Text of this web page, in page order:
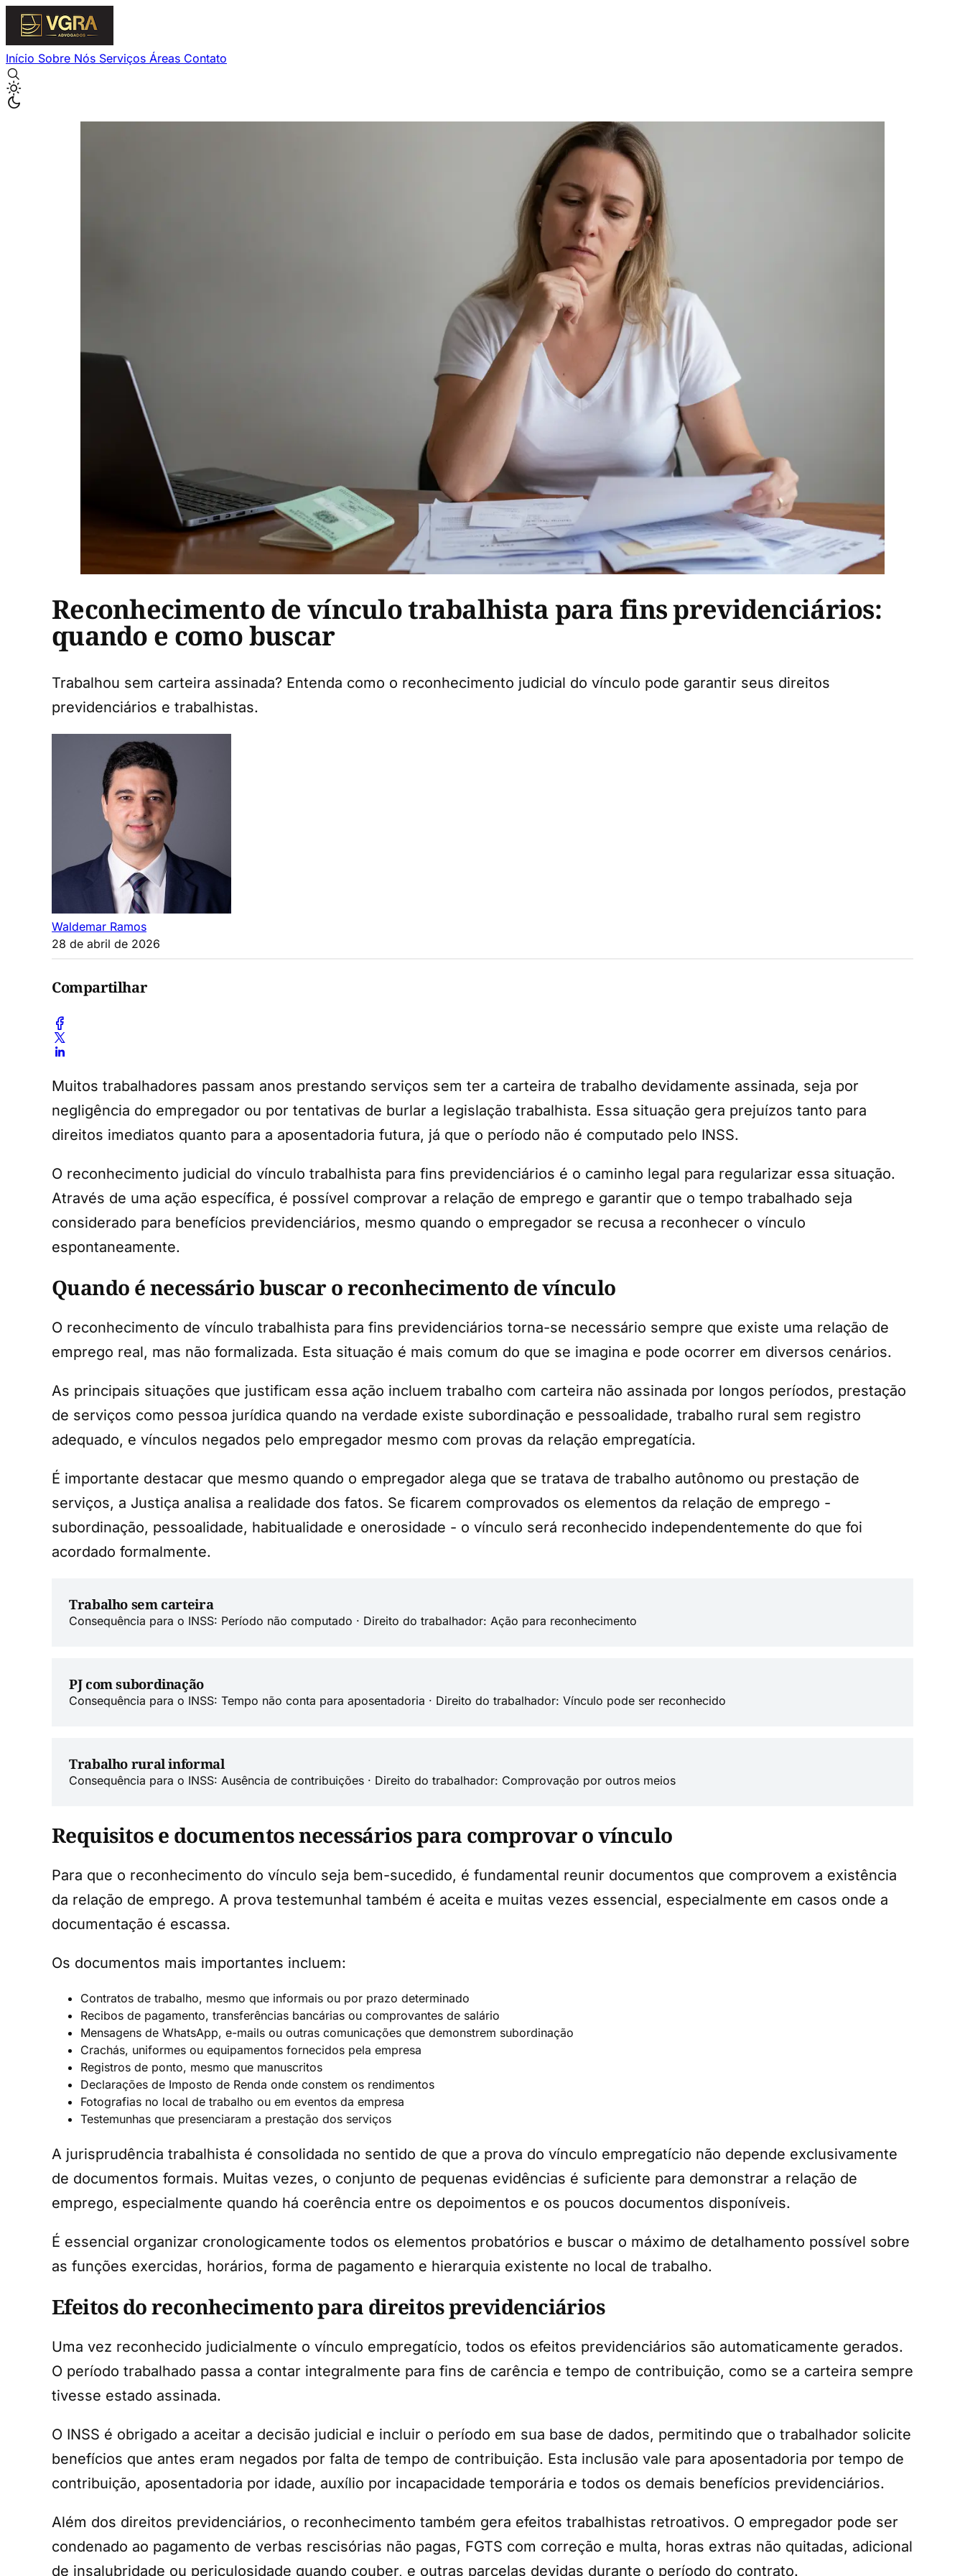
Início Sobre Nós Serviços Áreas Contato
Reconhecimento de vínculo trabalhista para fins previdenciários:
quando e como buscar
Trabalhou sem carteira assinada? Entenda como o reconhecimento judicial do vínculo pode garantir seus direitos
previdenciários e trabalhistas.
Waldemar Ramos
28 de abril de 2026
Compartilhar
Muitos trabalhadores passam anos prestando serviços sem ter a carteira de trabalho devidamente assinada, seja por
negligência do empregador ou por tentativas de burlar a legislação trabalhista. Essa situação gera prejuízos tanto para
direitos imediatos quanto para a aposentadoria futura, já que o período não é computado pelo INSS.
O reconhecimento judicial do vínculo trabalhista para fins previdenciários é o caminho legal para regularizar essa situação.
Através de uma ação específica, é possível comprovar a relação de emprego e garantir que o tempo trabalhado seja
considerado para benefícios previdenciários, mesmo quando o empregador se recusa a reconhecer o vínculo
espontaneamente.
Quando é necessário buscar o reconhecimento de vínculo
O reconhecimento de vínculo trabalhista para fins previdenciários torna-se necessário sempre que existe uma relação de
emprego real, mas não formalizada. Esta situação é mais comum do que se imagina e pode ocorrer em diversos cenários.
As principais situações que justificam essa ação incluem trabalho com carteira não assinada por longos períodos, prestação
de serviços como pessoa jurídica quando na verdade existe subordinação e pessoalidade, trabalho rural sem registro
adequado, e vínculos negados pelo empregador mesmo com provas da relação empregatícia.
É importante destacar que mesmo quando o empregador alega que se tratava de trabalho autônomo ou prestação de
serviços, a Justiça analisa a realidade dos fatos. Se ficarem comprovados os elementos da relação de emprego -
subordinação, pessoalidade, habitualidade e onerosidade - o vínculo será reconhecido independentemente do que foi
acordado formalmente.
Trabalho sem carteira
Consequência para o INSS: Período não computado · Direito do trabalhador: Ação para reconhecimento
PJ com subordinação
Consequência para o INSS: Tempo não conta para aposentadoria · Direito do trabalhador: Vínculo pode ser reconhecido
Trabalho rural informal
Consequência para o INSS: Ausência de contribuições · Direito do trabalhador: Comprovação por outros meios
Requisitos e documentos necessários para comprovar o vínculo
Para que o reconhecimento do vínculo seja bem-sucedido, é fundamental reunir documentos que comprovem a existência
da relação de emprego. A prova testemunhal também é aceita e muitas vezes essencial, especialmente em casos onde a
documentação é escassa.
Os documentos mais importantes incluem:
Contratos de trabalho, mesmo que informais ou por prazo determinado
Recibos de pagamento, transferências bancárias ou comprovantes de salário
Mensagens de WhatsApp, e-mails ou outras comunicações que demonstrem subordinação
Crachás, uniformes ou equipamentos fornecidos pela empresa
Registros de ponto, mesmo que manuscritos
Declarações de Imposto de Renda onde constem os rendimentos
Fotografias no local de trabalho ou em eventos da empresa
Testemunhas que presenciaram a prestação dos serviços
A jurisprudência trabalhista é consolidada no sentido de que a prova do vínculo empregatício não depende exclusivamente
de documentos formais. Muitas vezes, o conjunto de pequenas evidências é suficiente para demonstrar a relação de
emprego, especialmente quando há coerência entre os depoimentos e os poucos documentos disponíveis.
É essencial organizar cronologicamente todos os elementos probatórios e buscar o máximo de detalhamento possível sobre
as funções exercidas, horários, forma de pagamento e hierarquia existente no local de trabalho.
Efeitos do reconhecimento para direitos previdenciários
Uma vez reconhecido judicialmente o vínculo empregatício, todos os efeitos previdenciários são automaticamente gerados.
O período trabalhado passa a contar integralmente para fins de carência e tempo de contribuição, como se a carteira sempre
tivesse estado assinada.
O INSS é obrigado a aceitar a decisão judicial e incluir o período em sua base de dados, permitindo que o trabalhador solicite
benefícios que antes eram negados por falta de tempo de contribuição. Esta inclusão vale para aposentadoria por tempo de
contribuição, aposentadoria por idade, auxílio por incapacidade temporária e todos os demais benefícios previdenciários.
Além dos direitos previdenciários, o reconhecimento também gera efeitos trabalhistas retroativos. O empregador pode ser
condenado ao pagamento de verbas rescisórias não pagas, FGTS com correção e multa, horas extras não quitadas, adicional
de insalubridade ou periculosidade quando couber, e outras parcelas devidas durante o período do contrato.